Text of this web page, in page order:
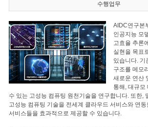
수행업무
AIDC연구본
인공지능 모
고효율 추론
실현을 목표
있습니다. 기
구조를 메모
새로운 연산
통해, 대규모
수 있는 고성능 컴퓨팅 원천기술을 연구합니다. 또한,
고성능 컴퓨팅 기술을 전세계 클라우드 서비스와 연
서비스들을 효과적으로 제공할 수 있습니다.